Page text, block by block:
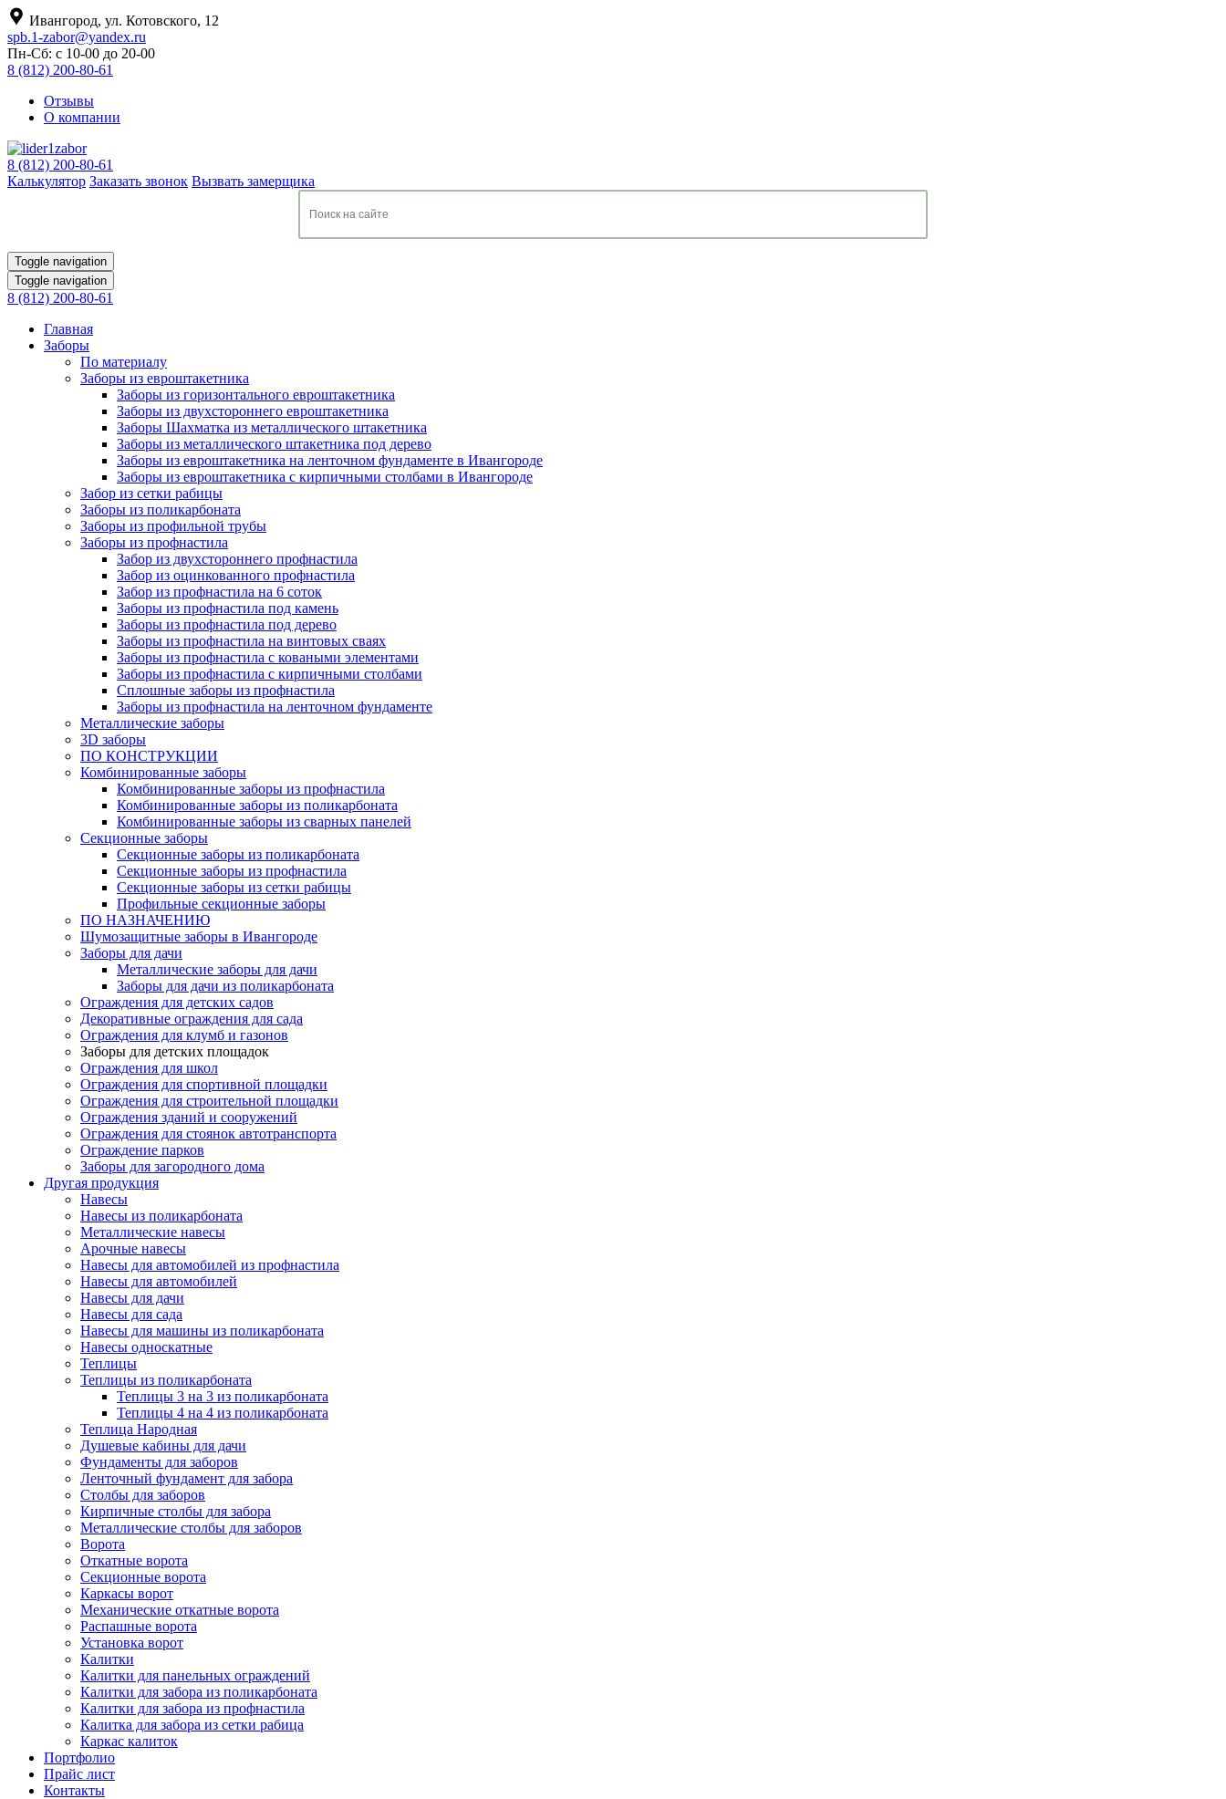
Ивангород, ул. Котовского, 12
spb.1-zabor@yandex.ru
Пн-Сб: с 10-00 до 20-00
8 (812) 200-80-61
Отзывы
О компании
8 (812) 200-80-61
Калькулятор Заказать звонок Вызвать замерщика
Toggle navigation
Toggle navigation
8 (812) 200-80-61
Главная
Заборы
По материалу
Заборы из евроштакетника
Заборы из горизонтального евроштакетника
Заборы из двухстороннего евроштакетника
Заборы Шахматка из металлического штакетника
Заборы из металлического штакетника под дерево
Заборы из евроштакетника на ленточном фундаменте в Ивангороде
Заборы из евроштакетника с кирпичными столбами в Ивангороде
Забор из сетки рабицы
Заборы из поликарбоната
Заборы из профильной трубы
Заборы из профнастила
Забор из двухстороннего профнастила
Забор из оцинкованного профнастила
Забор из профнастила на 6 соток
Заборы из профнастила под камень
Заборы из профнастила под дерево
Заборы из профнастила на винтовых сваях
Заборы из профнастила с коваными элементами
Заборы из профнастила с кирпичными столбами
Сплошные заборы из профнастила
Заборы из профнастила на ленточном фундаменте
Металлические заборы
3D заборы
ПО КОНСТРУКЦИИ
Комбинированные заборы
Комбинированные заборы из профнастила
Комбинированные заборы из поликарбоната
Комбинированные заборы из сварных панелей
Секционные заборы
Секционные заборы из поликарбоната
Секционные заборы из профнастила
Секционные заборы из сетки рабицы
Профильные секционные заборы
ПО НАЗНАЧЕНИЮ
Шумозащитные заборы в Ивангороде
Заборы для дачи
Металлические заборы для дачи
Заборы для дачи из поликарбоната
Ограждения для детских садов
Декоративные ограждения для сада
Ограждения для клумб и газонов
Заборы для детских площадок
Ограждения для школ
Ограждения для спортивной площадки
Ограждения для строительной площадки
Ограждения зданий и сооружений
Ограждения для стоянок автотранспорта
Ограждение парков
Заборы для загородного дома
Другая продукция
Навесы
Навесы из поликарбоната
Металлические навесы
Арочные навесы
Навесы для автомобилей из профнастила
Навесы для автомобилей
Навесы для дачи
Навесы для сада
Навесы для машины из поликарбоната
Навесы односкатные
Теплицы
Теплицы из поликарбоната
Теплицы 3 на 3 из поликарбоната
Теплицы 4 на 4 из поликарбоната
Теплица Народная
Душевые кабины для дачи
Фундаменты для заборов
Ленточный фундамент для забора
Столбы для заборов
Кирпичные столбы для забора
Металлические столбы для заборов
Ворота
Откатные ворота
Секционные ворота
Каркасы ворот
Механические откатные ворота
Распашные ворота
Установка ворот
Калитки
Калитки для панельных ограждений
Калитки для забора из поликарбоната
Калитки для забора из профнастила
Калитка для забора из сетки рабица
Каркас калиток
Портфолио
Прайс лист
Контакты